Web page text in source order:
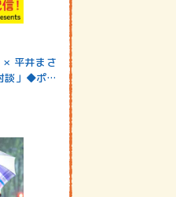
× 平井まさ
談」◆ポッ